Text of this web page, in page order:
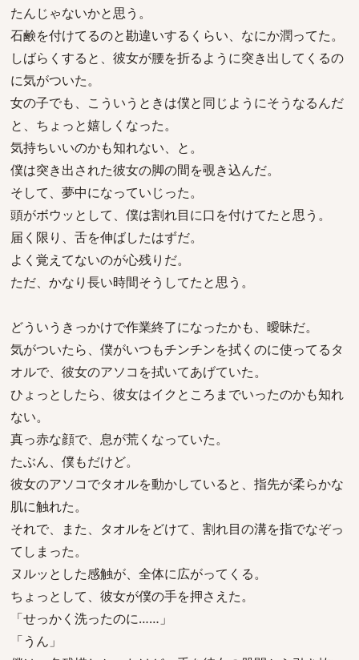
たんじゃないかと思う。
石鹸を付けてるのと勘違いするくらい、なにか潤ってた。
しばらくすると、彼女が腰を折るように突き出してくるの
に気がついた。
女の子でも、こういうときは僕と同じようにそうなるんだ
と、ちょっと嬉しくなった。
気持ちいいのかも知れない、と。
僕は突き出された彼女の脚の間を覗き込んだ。
そして、夢中になっていじった。
頭がボウッとして、僕は割れ目に口を付けてたと思う。
届く限り、舌を伸ばしたはずだ。
よく覚えてないのが心残りだ。
ただ、かなり長い時間そうしてたと思う。
どういうきっかけで作業終了になったかも、曖昧だ。
気がついたら、僕がいつもチンチンを拭くのに使ってるタ
オルで、彼女のアソコを拭いてあげていた。
ひょっとしたら、彼女はイクところまでいったのかも知れ
ない。
真っ赤な顔で、息が荒くなっていた。
たぶん、僕もだけど。
彼女のアソコでタオルを動かしていると、指先が柔らかな
肌に触れた。
それで、また、タオルをどけて、割れ目の溝を指でなぞっ
てしまった。
ヌルッとした感触が、全体に広がってくる。
ちょっとして、彼女が僕の手を押さえた。
「せっかく洗ったのに……」
「うん」